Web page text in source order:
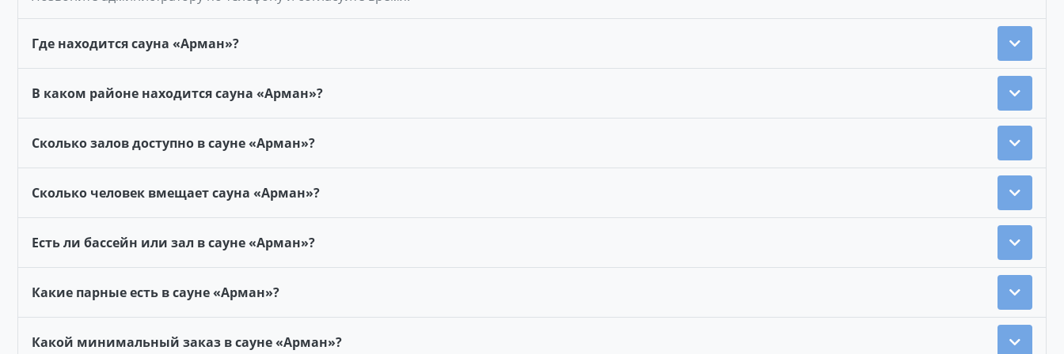
Где находится сауна «Арман»?
В каком районе находится сауна «Арман»?
Сколько залов доступно в сауне «Арман»?
Сколько человек вмещает сауна «Арман»?
Есть ли бассейн или зал в сауне «Арман»?
Какие парные есть в сауне «Арман»?
Какой минимальный заказ в сауне «Арман»?